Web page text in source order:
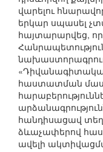
վարելու
երկար սպասել
հայտարարվեց,
հաստատման
հանդիսացավ
ձևաչափերով
ավելի